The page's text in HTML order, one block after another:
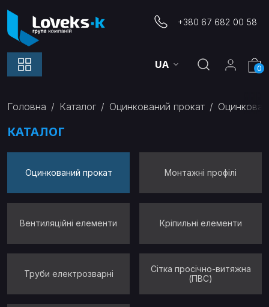
+380 67 682 00 58
UA 0
Головна Каталог Оцинкований прокат
КАТАЛОГ
Оцинкований прокат Монтажні профілі
Вентиляційні елементи Кріпильні елементи
Труби електрозварні
Сітка просічно-витяжна
(ПВС)